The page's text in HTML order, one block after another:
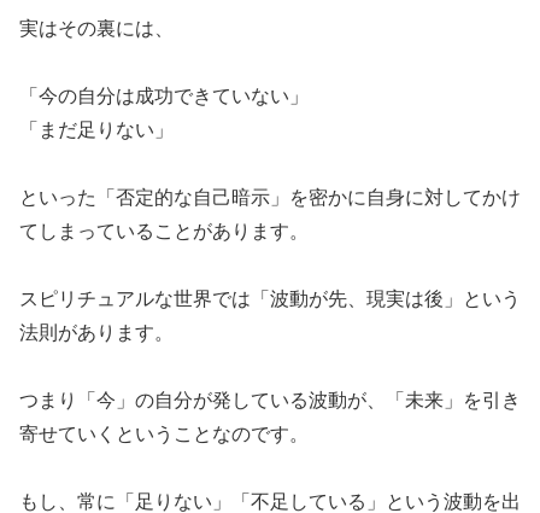
​実はその裏には、
​「今の自分は成功できていない」
​「まだ足りない」
​といった「否定的な自己暗示」を密かに自身に対してかけ
てしまっていることがあります。
​スピリチュアルな世界では「波動が先、現実は後」という
法則があります。
​つまり「今」の自分が発している波動が、「未来」を引き
寄せていくということなのです。
​もし、常に「足りない」「不足している」という波動を出